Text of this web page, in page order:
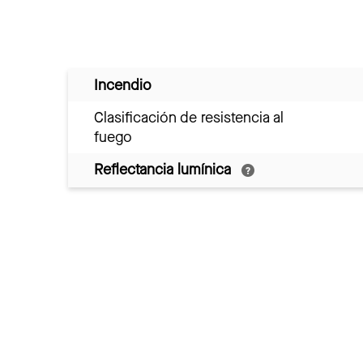
Incendio
Clasificación de resistencia al
fuego
Reflectancia lumínica